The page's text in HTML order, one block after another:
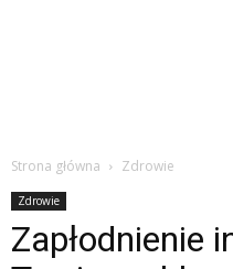
Strona główna Zdrowie
Zdrowie
Zapłodnienie